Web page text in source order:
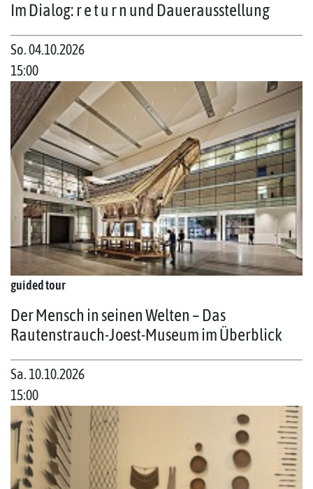
Im Dialog: r e t u r n und Dauerausstellung
So. 04.10.2026
15:00
guided tour
Der Mensch in seinen Welten – Das
Rautenstrauch-Joest-Museum im Überblick
Sa. 10.10.2026
15:00